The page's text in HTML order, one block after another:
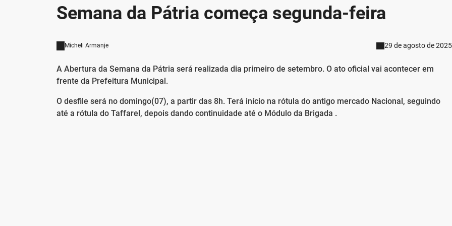
Semana da Pátria começa segunda-feira
Micheli Armanje 29 de agosto de 2025
A Abertura da Semana da Pátria será realizada dia primeiro de setembro. O ato oficial vai acontecer em
frente da Prefeitura Municipal.
O desfile será no domingo(07), a partir das 8h. Terá início na rótula do antigo mercado Nacional, seguindo
até a rótula do Taffarel, depois dando continuidade até o Módulo da Brigada .